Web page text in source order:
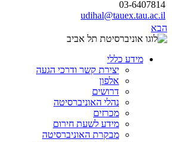
03-6407814
udihal@tauex.tau.ac.il
הבא
מידע כללי
יצירת קשר ודרכי הגעה
אלפון
דרושים
נהלי האוניברסיטה
מכרזים
מידע לשעת חירום
מבקרת האוניברסיטה